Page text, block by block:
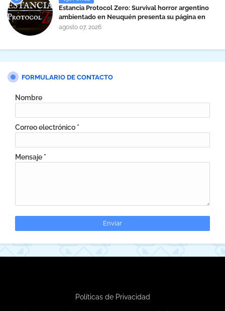
Estancia Protocol Zero: Survival horror argentino
ambientado en Neuquén presenta su página en
Steam
agosto 07, 2026
FORMULARIO DE CONTACTO
Nombre
Correo electrónico *
Mensaje *
Políticas de Privacidad